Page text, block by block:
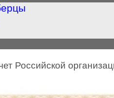
Российской